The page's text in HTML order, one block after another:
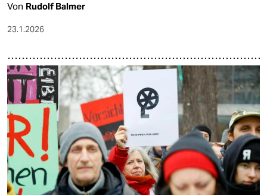
Von Rudolf Balmer
23.1.2026